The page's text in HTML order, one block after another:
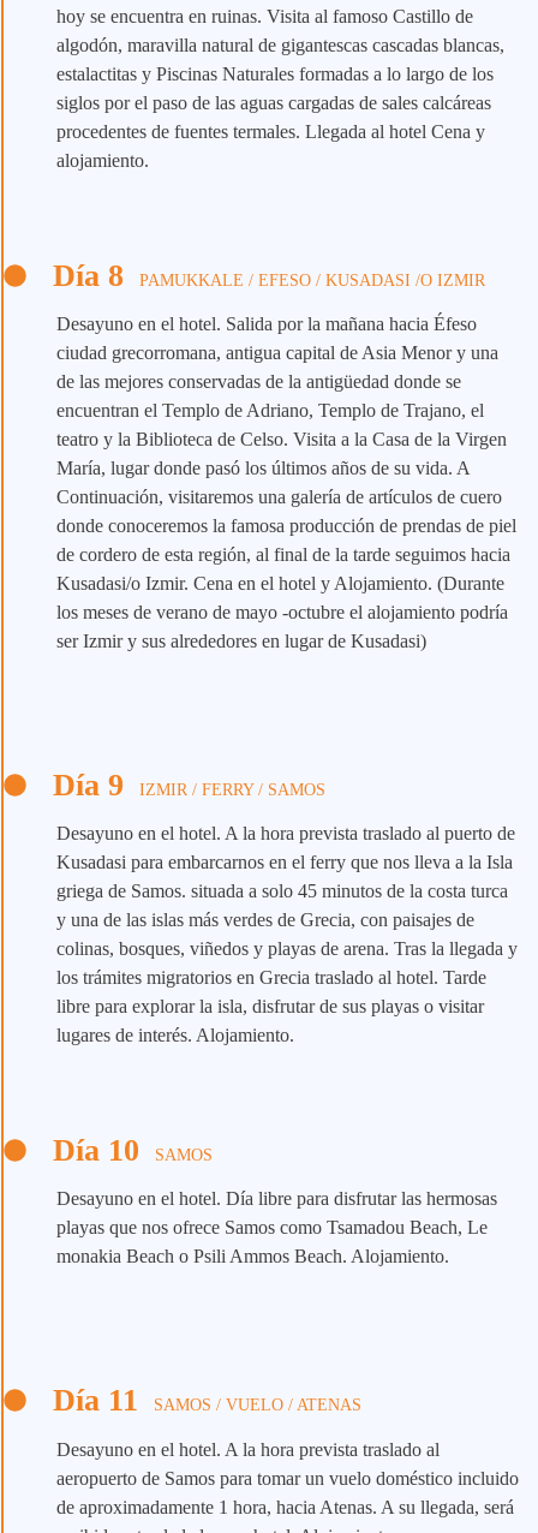
hoy se encuentra en ruinas. Visita al famoso Castillo de
algodón, maravilla natural de gigantescas cascadas blancas,
estalactitas y Piscinas Naturales formadas a lo largo de los
siglos por el paso de las aguas cargadas de sales calcáreas
procedentes de fuentes termales. Llegada al hotel Cena y
alojamiento.
Día 8 PAMUKKALE / EFESO / KUSADASI /O IZMIR
Desayuno en el hotel. Salida por la mañana hacia Éfeso
ciudad grecorromana, antigua capital de Asia Menor y una
de las mejores conservadas de la antigüedad donde se
encuentran el Templo de Adriano, Templo de Trajano, el
teatro y la Biblioteca de Celso. Visita a la Casa de la Virgen
María, lugar donde pasó los últimos años de su vida. A
Continuación, visitaremos una galería de artículos de cuero
donde conoceremos la famosa producción de prendas de piel
de cordero de esta región, al final de la tarde seguimos hacia
Kusadasi/o Izmir. Cena en el hotel y Alojamiento. (Durante
los meses de verano de mayo -octubre el alojamiento podría
ser Izmir y sus alrededores en lugar de Kusadasi)
Día 9 IZMIR / FERRY / SAMOS
Desayuno en el hotel. A la hora prevista traslado al puerto de
Kusadasi para embarcarnos en el ferry que nos lleva a la Isla
griega de Samos. situada a solo 45 minutos de la costa turca
y una de las islas más verdes de Grecia, con paisajes de
colinas, bosques, viñedos y playas de arena. Tras la llegada y
los trámites migratorios en Grecia traslado al hotel. Tarde
libre para explorar la isla, disfrutar de sus playas o visitar
lugares de interés. Alojamiento.
Día 10 SAMOS
Desayuno en el hotel. Día libre para disfrutar las hermosas
playas que nos ofrece Samos como Tsamadou Beach, Le
monakia Beach o Psili Ammos Beach. Alojamiento.
Día 11 SAMOS / VUELO / ATENAS
Desayuno en el hotel. A la hora prevista traslado al
aeropuerto de Samos para tomar un vuelo doméstico incluido
de aproximadamente 1 hora, hacia Atenas. A su llegada, será